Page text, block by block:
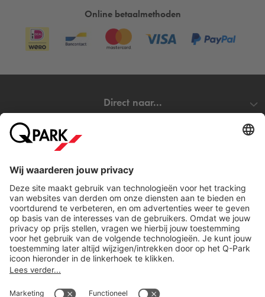
Online betaalmethoden
Direct naar...